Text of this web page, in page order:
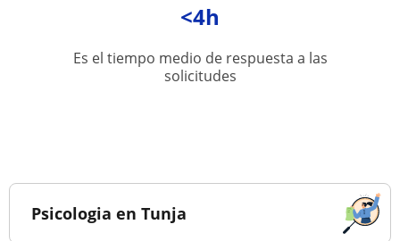
<4h
Es el tiempo medio de respuesta a las
solicitudes
Psicologia en Tunja